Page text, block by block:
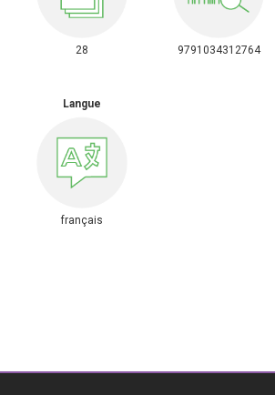
28 9791034312764
Langue
français